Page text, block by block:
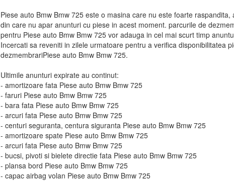
Piese auto Bmw Bmw 725 este o masina care nu este foarte
din care nu apar anunturi cu piese in acest moment. parcurile de
pentru Piese auto Bmw Bmw 725 vor adauga in cel mai scurt timp
Incercati sa reveniti in zilele urmatoare pentru a verifica disponibilitatea
dezmembrariPiese auto Bmw Bmw 725.
Ultimile anunturi expirate au continut:
- amortizoare fata Piese auto Bmw Bmw 725
- faruri Piese auto Bmw Bmw 725
- bara fata Piese auto Bmw Bmw 725
- arcuri fata Piese auto Bmw Bmw 725
- centuri seguranta, centura siguranta Piese auto Bmw Bmw 725
- amortizoare spate Piese auto Bmw Bmw 725
- arcuri fata Piese auto Bmw Bmw 725
- bucsi, pivoti si bielete directie fata Piese auto Bmw Bmw 725
- plansa bord Piese auto Bmw Bmw 725
- capac airbag volan Piese auto Bmw Bmw 725